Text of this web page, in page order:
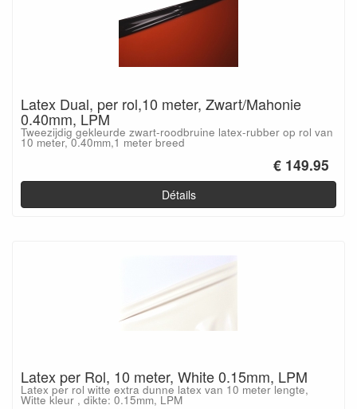
Latex Dual, per rol,10 meter, Zwart/Mahonie
0.40mm, LPM
Tweezijdig gekleurde zwart-roodbruine latex-rubber op rol van
10 meter, 0.40mm,1 meter breed
€ 149.95
Détails
Latex per Rol, 10 meter, White 0.15mm, LPM
Latex per rol witte extra dunne latex van 10 meter lengte,
Witte kleur , dikte: 0.15mm, LPM